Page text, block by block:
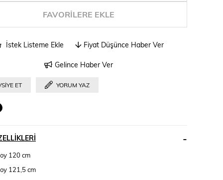
FAVORILERE EKLE
İstek Listeme Ekle Fiyat Düşünce Haber Ver
Gelince Haber Ver
ET YORUM YAZ
120 cm
121,5 cm